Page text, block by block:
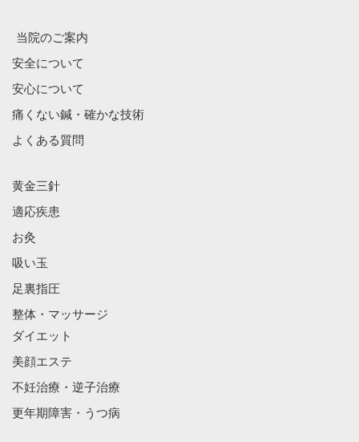
当院のご案内
安全について
安心について
痛くない鍼・確かな技術
よくある質問
黄金三針
適応疾患
お灸
吸い玉
足裏指圧
整体・マッサージ
ダイエット
美顔エステ
不妊治療・逆子治療
更年期障害・うつ病